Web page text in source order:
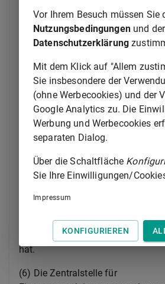
Daten dürfen nur für den Zweck
für den die Löschung unterblieben
auch verarbeitet werden, soweit
Durchführung eines laufenden
unerlässlich ist oder der Betroffene
Verarbeitung zustimmt.
(4) Die Zentralstelle für
Einzelfallbearbeitung und nach
ob gespeicherte
berichtigen, zu löschen oder in der
einzuschränken sind.
Zentralstelle für
die operative Analyse nach
§ 30
hat.
(6) Die Zentralstelle für
Vor Ihrem Besuch müssen Sie
Nutzungsbedingungenund der
Datenschutzerklärung
Mit dem Klick auf "Allem
Sie insbesondere der
(ohne Werbecookies) und der
Google Analytics zu. Die
Werbung und Werbecookies
separaten Dialog.
Über die Schaltfläche
Sie Ihre Einwilligungen/
Impressum
KONFIGURIEREN